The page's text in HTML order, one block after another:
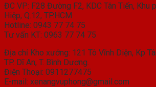
ĐC VP: F28 Đường F2, KDC Tân Tiến, Khu
Hiệp, Q.12, TP.HCM
Hotline: 0943 77 74 75
Tư vấn KT: 0963 77 74 75
Địa chỉ Kho xưởng: 121 Tô Vĩnh Diện, Kp
TP. Dĩ An, T. Bình Dương.
Điện Thoại: 0911277475
E-mail: xenangvuphong@gmail.com